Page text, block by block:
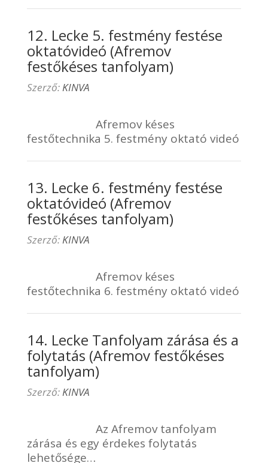
12. Lecke 5. festmény festése
oktatóvideó (Afremov
festőkéses tanfolyam)
Szerző:KINVA
Afremov késes
festőtechnika 5. festmény oktató videó
13. Lecke 6. festmény festése
oktatóvideó (Afremov
festőkéses tanfolyam)
Szerző:KINVA
Afremov késes
festőtechnika 6. festmény oktató videó
14. Lecke Tanfolyam zárása és a
folytatás (Afremov festőkéses
tanfolyam)
Szerző: KINVA
Az Afremov tanfolyam
zárása és egy érdekes folytatás
lehetősége…